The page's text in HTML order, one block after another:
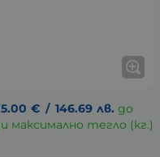
€ / 146.69 лв. до
максимално тегло (кг.)